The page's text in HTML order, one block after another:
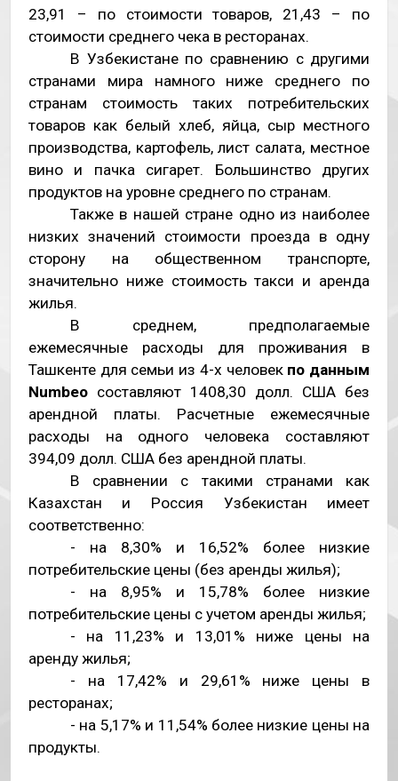
23,91 – по стоимости товаров, 21,43 – по
стоимости среднего чека в ресторанах.
В Узбекистане по сравнению с другими
странами мира намного ниже среднего по
странам стоимость таких потребительских
товаров как белый хлеб, яйца, сыр местного
производства, картофель, лист салата, местное
вино и пачка сигарет. Большинство других
продуктов на уровне среднего по странам.
Также в нашей стране одно из наиболее
низких значений стоимости проезда в одну
сторону на общественном транспорте,
значительно ниже стоимость такси и аренда
жилья.
В среднем, предполагаемые
ежемесячные расходы для проживания в
Ташкенте для семьи из 4-х человек по данным
Numbeoсоставляют 1408,30 долл. США без
арендной платы. Расчетные ежемесячные
расходы на одного человека составляют
394,09 долл. США без арендной платы.
В сравнении с такими странами как
Казахстан и Россия Узбекистан имеет
соответственно:
- на 8,30% и 16,52% более низкие
потребительские цены (без аренды жилья);
- на 8,95% и 15,78% более низкие
потребительские цены с учетом аренды жилья;
- на 11,23% и 13,01% ниже цены на
аренду жилья;
- на 17,42% и 29,61% ниже цены в
ресторанах;
- на 5,17% и 11,54% более низкие цены на
продукты.